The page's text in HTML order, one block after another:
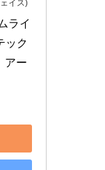
イス)
ライ
ック
アー